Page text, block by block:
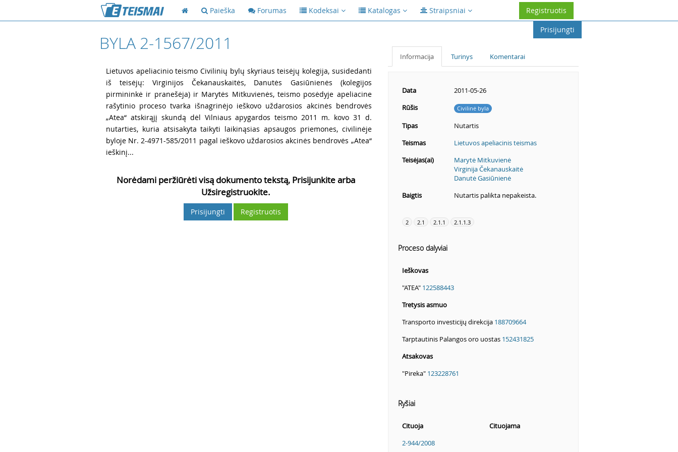
Paieška Forumas Kodeksai Katalogas Straipsniai
Registruotis
Prisijungti
BYLA 2-1567/2011
Lietuvos apeliacinio teismo Civilinių bylų skyriaus teisėjų kolegija, susidedanti
iš teisėjų: Virginijos Čekanauskaitės, Danutės Gasiūnienės (kolegijos
pirmininkė ir pranešėja) ir Marytės Mitkuvienės, teismo posėdyje apeliacine
rašytinio proceso tvarka išnagrinėjo ieškovo uždarosios akcinės bendrovės
„Atea“ atskirąjį skundą dėl Vilniaus apygardos teismo 2011 m. kovo 31 d.
nutarties, kuria atsisakyta taikyti laikinąsias apsaugos priemones, civilinėje
byloje Nr. 2-4971-585/2011 pagal ieškovo uždarosios akcinės bendrovės „Atea“
ieškinį...
Norėdami peržiūrėti visą dokumento tekstą, Prisijunkite arba
Užsiregistruokite.
Prisijungti Registruotis
Informacija Turinys Komentarai
Data
2011-05-26
Rūšis
Civilinė byla
Tipas
Nutartis
Teismas
Lietuvos apeliacinis teismas
Teisėjas(ai)
Marytė Mitkuvienė
Virginija Čekanauskaitė
Danutė Gasiūnienė
Baigtis
Nutartis palikta nepakeista.
2 2.1 2.1.1 2.1.1.3
Proceso dalyviai
Ieškovas
"ATEA" 122588443
Tretysis asmuo
Transporto investicijų direkcija 188709664
Tarptautinis Palangos oro uostas 152431825
Atsakovas
"Pireka" 123228761
Ryšiai
Cituoja
Cituojama
2-944/2008